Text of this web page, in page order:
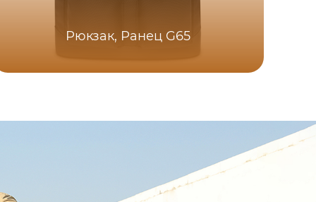
Рюкзак, Ранец G65